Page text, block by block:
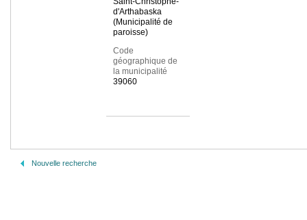
d'Arthabaska
(Municipalité de
paroisse)
Code
géographique de
la municipalité
39060
Nouvelle recherche